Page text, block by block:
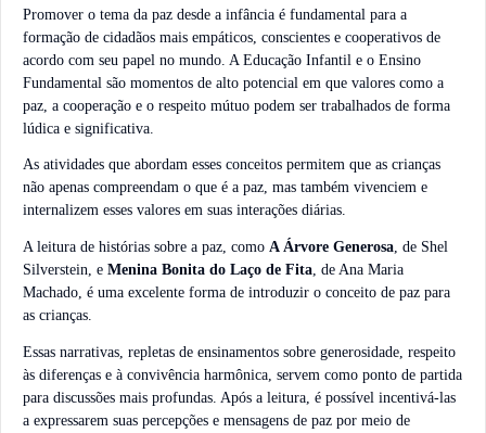
Promover o tema da paz desde a infância é fundamental para a
formação de cidadãos mais empáticos, conscientes e cooperativos de
acordo com seu papel no mundo. A Educação Infantil e o Ensino
Fundamental são momentos de alto potencial em que valores como a
paz, a cooperação e o respeito mútuo podem ser trabalhados de forma
lúdica e significativa.
As atividades que abordam esses conceitos permitem que as crianças
não apenas compreendam o que é a paz, mas também vivenciem e
internalizem esses valores em suas interações diárias.
A leitura de histórias sobre a paz, como A Árvore Generosa , de Shel
Silverstein, e Menina Bonita do Laço de Fita , de Ana Maria
Machado, é uma excelente forma de introduzir o conceito de paz para
as crianças.
Essas narrativas, repletas de ensinamentos sobre generosidade, respeito
às diferenças e à convivência harmônica, servem como ponto de partida
para discussões mais profundas. Após a leitura, é possível incentivá-las
a expressarem suas percepções e mensagens de paz por meio de